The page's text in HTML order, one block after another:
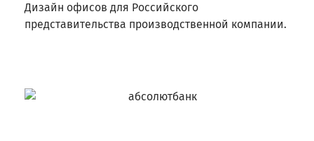
Дизайн офисов для Российского
представительства производственной компании.